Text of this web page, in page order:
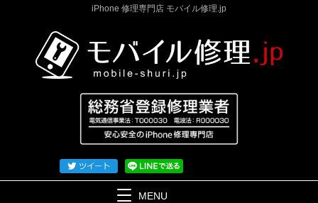
iPhone 修理専門店 モバイル修理.jp
MENU